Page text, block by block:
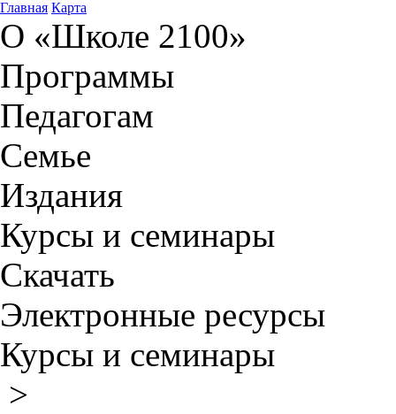
Главная Карта
О «Школе 2100»
Программы
Педагогам
Семье
Издания
Курсы и семинары
Скачать
Электронные ресурсы
Курсы и семинары
>